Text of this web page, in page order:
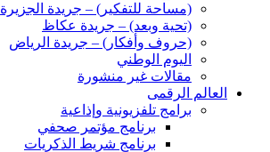
(مساحة للتفكير) – جريدة الجزيرة
(تحية وبعد) – جريدة عكاظ
(حروف وأفكار) – جريدة الرياض
اليوم الوطني
مقالات غير منشورة
العالم الرقمى
برامج تلفزيونية وإذاعية
برنامج مؤتمر صحفي
برنامج شريط الذكريات